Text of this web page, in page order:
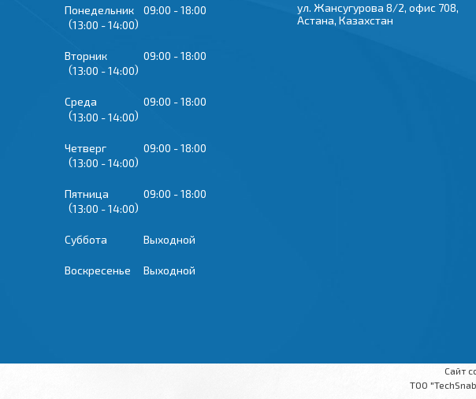
Понедельник 09:00
18:00
13:00
14:00
Вторник 09:00
18:00
13:00
14:00
Среда 09:00
18:00
13:00
14:00
Четверг 09:00
18:00
13:00
14:00
Пятница 09:00
18:00
13:00
14:00
Суббота Выходной
Воскресенье Выходной
ул. Жансугурова 8/2, офис 708,
Астана, Казахстан
Сайт